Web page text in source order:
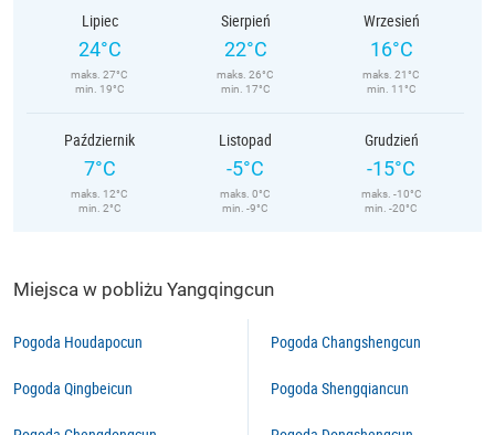
Lipiec
24°C
maks. 27°C
min. 19°C
Sierpień
22°C
maks. 26°C
min. 17°C
Wrzesień
16°C
maks. 21°C
min. 11°C
Październik
7°C
maks. 12°C
min. 2°C
Listopad
-5°C
maks. 0°C
min. -9°C
Grudzień
-15°C
maks. -10°C
min. -20°C
Miejsca w pobliżu Yangqingcun
Pogoda Houdapocun
Pogoda Qingbeicun
Pogoda Changshengcun
Pogoda Shengqiancun